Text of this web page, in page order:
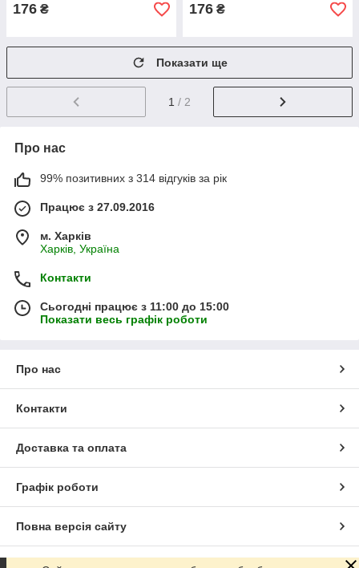
176 ₴ 176 ₴
Показати ще
1 / 2
Про нас
99% позитивних з 314 відгуків за рік
Працює з 27.09.2016
м. Харків
Харків, Україна
Контакти
Сьогодні працює з 11:00 до 15:00
Показати весь графік роботи
Про нас
Контакти
Доставка та оплата
Графік роботи
Повна версія сайту